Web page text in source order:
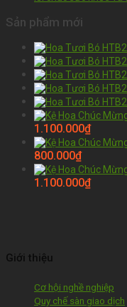
Sản phẩm mới
1.100.000₫
800.000₫
1.100.000₫
Giới thiệu
Cơ hội nghề nghiệp
Quy chế sàn giao dịch